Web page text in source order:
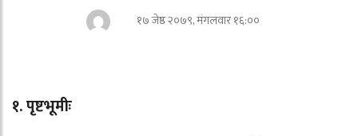
१७ जेष्ठ २०७९, मंगलवार १६:००
१. पृष्टभूमीः